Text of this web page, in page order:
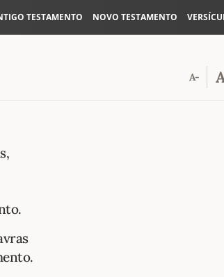
TESTAMENTO NOVO TESTAMENTO
A-